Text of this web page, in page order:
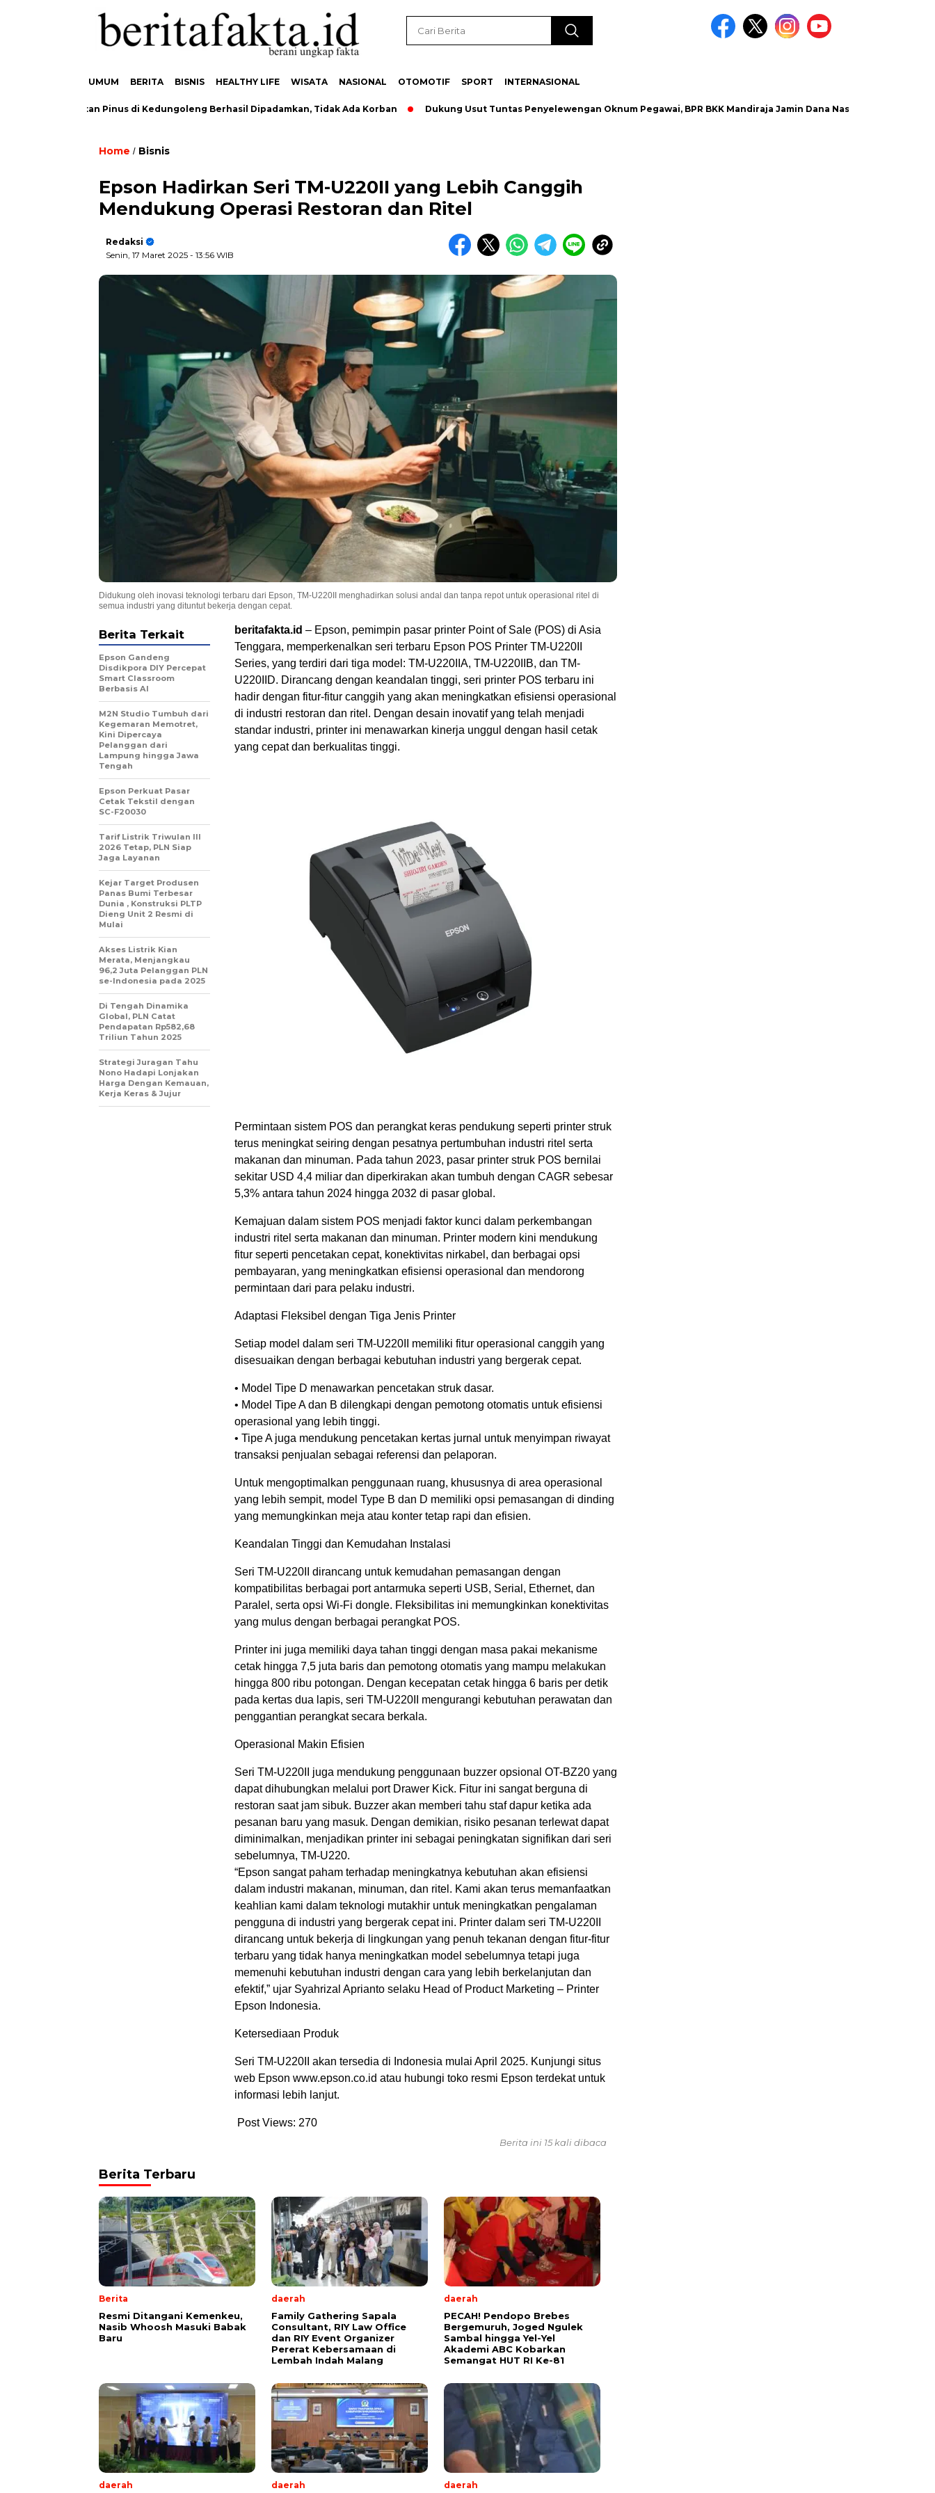
UMUM BERITA BISNIS HEALTHY LIFE WISATA NASIONAL OTOMOTIF SPORT INTERNASIONAL
Hutan Pinus di Kedungoleng Berhasil Dipadamkan, Tidak Ada Korban Dukung Usut Tuntas Penyelewengan Oknum Pegawai, BPR BKK Mandiraja Jamin Dana Nasabah Aman
Home / Bisnis
Epson Hadirkan Seri TM-U220II yang Lebih Canggih
Mendukung Operasi Restoran dan Ritel
Redaksi
Senin, 17 Maret 2025 - 13:56 WIB
Didukung oleh inovasi teknologi terbaru dari Epson, TM-U220II menghadirkan solusi andal dan tanpa repot untuk operasional ritel di
semua industri yang dituntut bekerja dengan cepat.
beritafakta.id – Epson, pemimpin pasar printer Point of Sale (POS) di Asia
Tenggara, memperkenalkan seri terbaru Epson POS Printer TM-U220II
Series, yang terdiri dari tiga model: TM-U220IIA, TM-U220IIB, dan TM-
U220IID. Dirancang dengan keandalan tinggi, seri printer POS terbaru ini
hadir dengan fitur-fitur canggih yang akan meningkatkan efisiensi operasional
di industri restoran dan ritel. Dengan desain inovatif yang telah menjadi
standar industri, printer ini menawarkan kinerja unggul dengan hasil cetak
yang cepat dan berkualitas tinggi.
Permintaan sistem POS dan perangkat keras pendukung seperti printer struk
terus meningkat seiring dengan pesatnya pertumbuhan industri ritel serta
makanan dan minuman. Pada tahun 2023, pasar printer struk POS bernilai
sekitar USD 4,4 miliar dan diperkirakan akan tumbuh dengan CAGR sebesar
5,3% antara tahun 2024 hingga 2032 di pasar global.
Kemajuan dalam sistem POS menjadi faktor kunci dalam perkembangan
industri ritel serta makanan dan minuman. Printer modern kini mendukung
fitur seperti pencetakan cepat, konektivitas nirkabel, dan berbagai opsi
pembayaran, yang meningkatkan efisiensi operasional dan mendorong
permintaan dari para pelaku industri.
Adaptasi Fleksibel dengan Tiga Jenis Printer
Setiap model dalam seri TM-U220II memiliki fitur operasional canggih yang
disesuaikan dengan berbagai kebutuhan industri yang bergerak cepat.
• Model Tipe D menawarkan pencetakan struk dasar.
• Model Tipe A dan B dilengkapi dengan pemotong otomatis untuk efisiensi
operasional yang lebih tinggi.
• Tipe A juga mendukung pencetakan kertas jurnal untuk menyimpan riwayat
transaksi penjualan sebagai referensi dan pelaporan.
Untuk mengoptimalkan penggunaan ruang, khususnya di area operasional
yang lebih sempit, model Type B dan D memiliki opsi pemasangan di dinding
yang memungkinkan meja atau konter tetap rapi dan efisien.
Keandalan Tinggi dan Kemudahan Instalasi
Seri TM-U220II dirancang untuk kemudahan pemasangan dengan
kompatibilitas berbagai port antarmuka seperti USB, Serial, Ethernet, dan
Paralel, serta opsi Wi-Fi dongle. Fleksibilitas ini memungkinkan konektivitas
yang mulus dengan berbagai perangkat POS.
Printer ini juga memiliki daya tahan tinggi dengan masa pakai mekanisme
cetak hingga 7,5 juta baris dan pemotong otomatis yang mampu melakukan
hingga 800 ribu potongan. Dengan kecepatan cetak hingga 6 baris per detik
pada kertas dua lapis, seri TM-U220II mengurangi kebutuhan perawatan dan
penggantian perangkat secara berkala.
Operasional Makin Efisien
Seri TM-U220II juga mendukung penggunaan buzzer opsional OT-BZ20 yang
dapat dihubungkan melalui port Drawer Kick. Fitur ini sangat berguna di
restoran saat jam sibuk. Buzzer akan memberi tahu staf dapur ketika ada
pesanan baru yang masuk. Dengan demikian, risiko pesanan terlewat dapat
diminimalkan, menjadikan printer ini sebagai peningkatan signifikan dari seri
sebelumnya, TM-U220.
“Epson sangat paham terhadap meningkatnya kebutuhan akan efisiensi
dalam industri makanan, minuman, dan ritel. Kami akan terus memanfaatkan
keahlian kami dalam teknologi mutakhir untuk meningkatkan pengalaman
pengguna di industri yang bergerak cepat ini. Printer dalam seri TM-U220II
dirancang untuk bekerja di lingkungan yang penuh tekanan dengan fitur-fitur
terbaru yang tidak hanya meningkatkan model sebelumnya tetapi juga
memenuhi kebutuhan industri dengan cara yang lebih berkelanjutan dan
efektif,” ujar Syahrizal Aprianto selaku Head of Product Marketing – Printer
Epson Indonesia.
Ketersediaan Produk
Seri TM-U220II akan tersedia di Indonesia mulai April 2025. Kunjungi situs
web Epson www.epson.co.id atau hubungi toko resmi Epson terdekat untuk
informasi lebih lanjut.
Post Views: 270
Berita Terkait
Epson Gandeng
Disdikpora DIY Percepat
Smart Classroom
Berbasis AI
M2N Studio Tumbuh dari
Kegemaran Memotret,
Kini Dipercaya
Pelanggan dari
Lampung hingga Jawa
Tengah
Epson Perkuat Pasar
Cetak Tekstil dengan
SC-F20030
Tarif Listrik Triwulan III
2026 Tetap, PLN Siap
Jaga Layanan
Kejar Target Produsen
Panas Bumi Terbesar
Dunia , Konstruksi PLTP
Dieng Unit 2 Resmi di
Mulai
Akses Listrik Kian
Merata, Menjangkau
96,2 Juta Pelanggan PLN
se-Indonesia pada 2025
Di Tengah Dinamika
Global, PLN Catat
Pendapatan Rp582,68
Triliun Tahun 2025
Strategi Juragan Tahu
Nono Hadapi Lonjakan
Harga Dengan Kemauan,
Kerja Keras & Jujur
Berita ini 15 kali dibaca
Berita Terbaru
Berita
Resmi Ditangani Kemenkeu,
Nasib Whoosh Masuki Babak
Baru
daerah
Family Gathering Sapala
Consultant, RIY Law Office
dan RIY Event Organizer
Pererat Kebersamaan di
Lembah Indah Malang
daerah
PECAH! Pendopo Brebes
Bergemuruh, Joged Ngulek
Sambal hingga Yel-Yel
Akademi ABC Kobarkan
Semangat HUT RI Ke-81
daerah daerah daerah